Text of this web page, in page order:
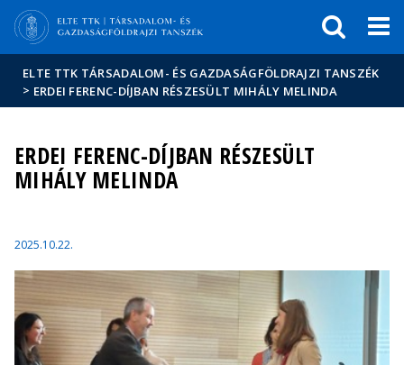
Hírek
Események
ELTE a
sajtóban
ELTE TTK TÁRSADALOM- ÉS GAZDASÁGFÖLDRAJZI TANSZÉK
> ERDEI FERENC-DÍJBAN RÉSZESÜLT MIHÁLY MELINDA
ERDEI FERENC-DÍJBAN RÉSZESÜLT
MIHÁLY MELINDA
2025.10.22.